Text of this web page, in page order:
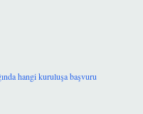
hangi kuruluşa başvuru